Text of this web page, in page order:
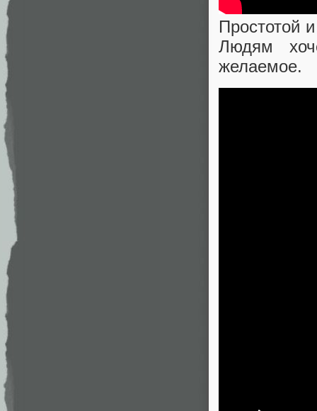
Простотой
Людям
желаемое.